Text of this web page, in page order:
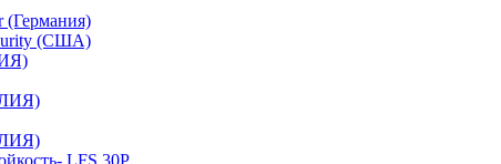
(Германия)
(США)
LFS 30P